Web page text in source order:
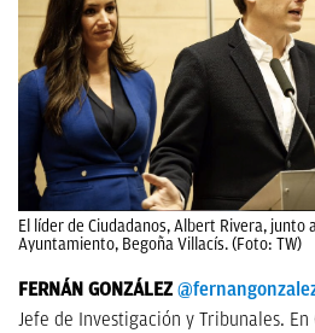
El líder de Ciudadanos, Albert Rivera, junto
Ayuntamiento, Begoña Villacís. (Foto: TW)
FERNÁN GONZÁLEZ
Jefe de Investigación y Tribunales. En